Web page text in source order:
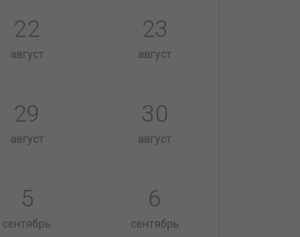
22
август
23
август
29
август
30
август
5
сентябрь
6
сентябрь